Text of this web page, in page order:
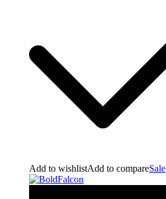
Add to wishlistAdd to compareSale